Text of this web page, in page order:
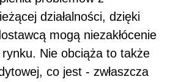
działalności, dzięki
mogą niezakłócenie
Nie obciąża to także
co jest - zwłaszcza